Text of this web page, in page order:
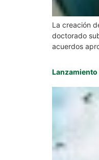
La creación
doctorado
acuerdos